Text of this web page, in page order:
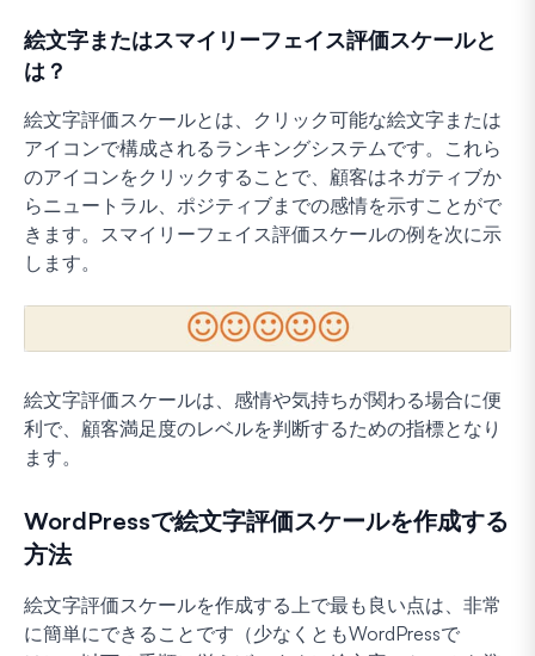
絵文字またはスマイリーフェイス評価スケールと
は？
絵文字評価スケールとは、クリック可能な絵文字または
アイコンで構成されるランキングシステムです。これら
のアイコンをクリックすることで、顧客はネガティブか
らニュートラル、ポジティブまでの感情を示すことがで
きます。スマイリーフェイス評価スケールの例を次に示
します。
絵文字評価スケールは、感情や気持ちが関わる場合に便
利で、顧客満足度のレベルを判断するための指標となり
ます。
WordPressで絵文字評価スケールを作成する
方法
絵文字評価スケールを作成する上で最も良い点は、非常
に簡単にできることです（少なくともWordPressで